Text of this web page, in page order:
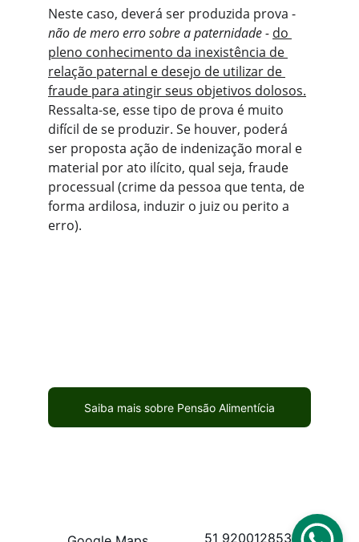
Neste caso, deverá ser produzida prova -
não de mero erro sobre a paternidade - do
pleno conhecimento da inexistência de
relação paternal e desejo de utilizar de
fraude para atingir seus objetivos dolosos.
Ressalta-se, esse tipo de prova é muito
difícil de se produzir. Se houver, poderá
ser proposta ação de indenização moral e
material por ato ilícito, qual seja, fraude
processual (crime da pessoa que tenta, de
forma ardilosa, induzir o juiz ou perito a
erro).
Saiba mais sobre Pensão Alimentícia
51 920012853